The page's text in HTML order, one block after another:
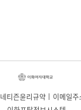
네티즌윤리규약
이메일